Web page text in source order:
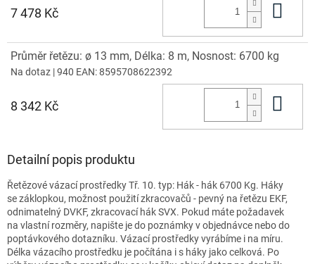
7 478 Kč
Průměr řetězu: ø 13 mm, Délka: 8 m, Nosnost: 6700 kg
Na dotaz | 940 EAN:8595708622392
8 342 Kč
Detailní popis produktu
Řetězové vázací prostředky Tř. 10. typ: Hák - hák 6700 Kg. Háky
se záklopkou, možnost použití zkracovačů - pevný na řetězu EKF,
odnimatelný DVKF, zkracovací hák SVX. Pokud máte požadavek
na vlastní rozměry, napište je do poznámky v objednávce nebo do
poptávkového dotazníku. Vázací prostředky vyrábíme i na míru.
Délka vázacího prostředku je počítána i s háky jako celková. Po